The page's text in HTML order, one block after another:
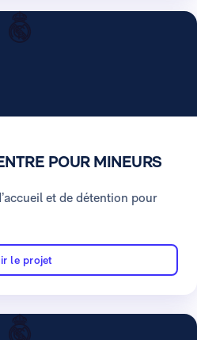
POUR MINEURS
et de détention pour
le projet